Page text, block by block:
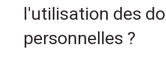
l'utilisation des
personnelles ?